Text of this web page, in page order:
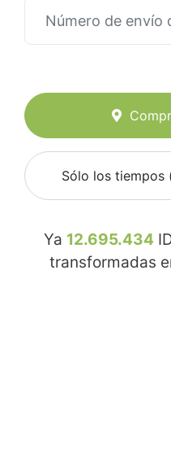
Sólo los tiempos
Ya 12.695.434
transformadas